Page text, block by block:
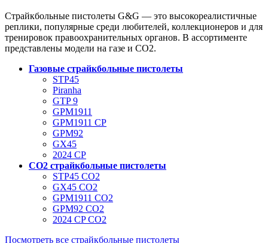
Страйкбольные пистолеты G&G — это высокореалистичные
реплики, популярные среди любителей, коллекционеров и для
тренировок правоохранительных органов. В ассортименте
представлены модели на газе и CO2.
Газовые страйкбольные пистолеты
STP45
Piranha
GTP 9
GPM1911
GPM1911 CP
GPM92
GX45
2024 CP
CO2 страйкбольные пистолеты
STP45 CO2
GX45 CO2
GPM1911 CO2
GPM92 CO2
2024 CP CO2
Посмотреть все страйкбольные пистолеты